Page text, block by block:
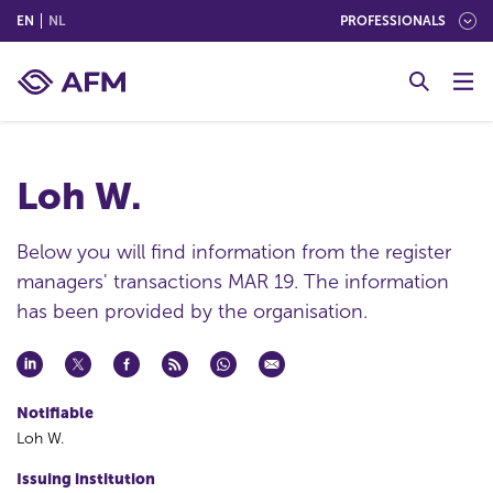
EN (ENGLISH)
NL(NEDERLANDS (NEDERLAND)) PROFESSIONALS
Loh W.
Below you will find information from the register
managers' transactions MAR 19. The information
has been provided by the organisation.
Notifiable
Loh W.
Issuing institution